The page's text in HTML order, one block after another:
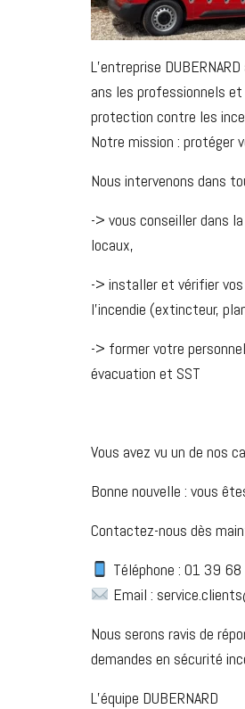
L’entreprise
ans les professionnels
protection contre les
Notre mission : protéger
Nous intervenons dans
-> vous conseiller dans
locaux,
-> installer et vérifier
l’incendie (extincteur,
-> former votre
évacuation et SST
Vous avez vu un de nos
Bonne nouvelle : vous
Contactez-nous dès
Téléphone : 01 39
Email :
Nous serons ravis de
demandes en sécurité
L’équipe DUBERNARD